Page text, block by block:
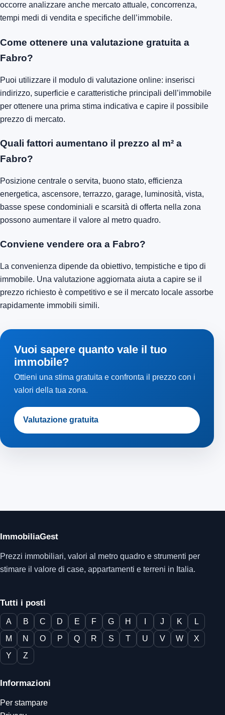
occorre analizzare anche mercato attuale, concorrenza,
tempi medi di vendita e specifiche dell’immobile.
Come ottenere una valutazione gratuita a
Fabro?
Puoi utilizzare il modulo di valutazione online: inserisci
indirizzo, superficie e caratteristiche principali dell’immobile
per ottenere una prima stima indicativa e capire il possibile
prezzo di mercato.
Quali fattori aumentano il prezzo al m² a
Fabro?
Posizione centrale o servita, buono stato, efficienza
energetica, ascensore, terrazzo, garage, luminosità, vista,
basse spese condominiali e scarsità di offerta nella zona
possono aumentare il valore al metro quadro.
Conviene vendere ora a Fabro?
La convenienza dipende da obiettivo, tempistiche e tipo di
immobile. Una valutazione aggiornata aiuta a capire se il
prezzo richiesto è competitivo e se il mercato locale assorbe
rapidamente immobili simili.
Vuoi sapere quanto vale il tuo
immobile?
Ottieni una stima gratuita e confronta il prezzo con i
valori della tua zona.
Valutazione gratuita
ImmobiliaGest
Prezzi immobiliari, valori al metro quadro e strumenti per
stimare il valore di case, appartamenti e terreni in Italia.
Tutti i posti
A B C D E F G H J K
L
M
N O P Q R S T U V W
X
Y
Z
Informazioni
Per stampare